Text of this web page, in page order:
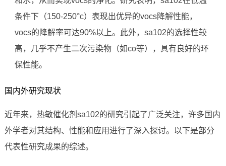
条件下（150-250°c）表现出优异的vocs降解性能，
vocs的降解率可达90%以上。此外，sa102的选择性较
高，几乎不产生二次污染物（如co等），具有良好的环
保性能。
国内外研究现状
近年来，热敏催化剂sa102的研究引起了广泛关注，许多国内
外学者对其结构、性能和应用进行了深入探讨。以下是部分
代表性研究成果的综述。